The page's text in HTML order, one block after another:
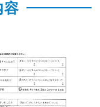
容